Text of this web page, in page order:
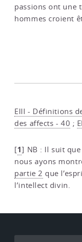
passions ont une
hommes croient
EIII - Définitions
des affects - 40 ;
[1] NB : Il suit
nous ayons
partie 2 que
l’intellect divin.